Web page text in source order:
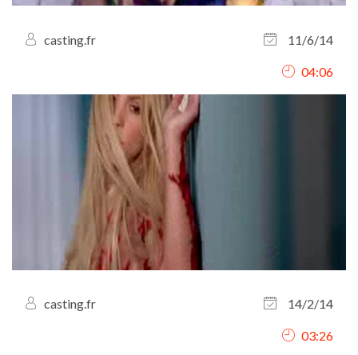
casting.fr 11/6/14
04:06
casting.fr 14/2/14
03:26